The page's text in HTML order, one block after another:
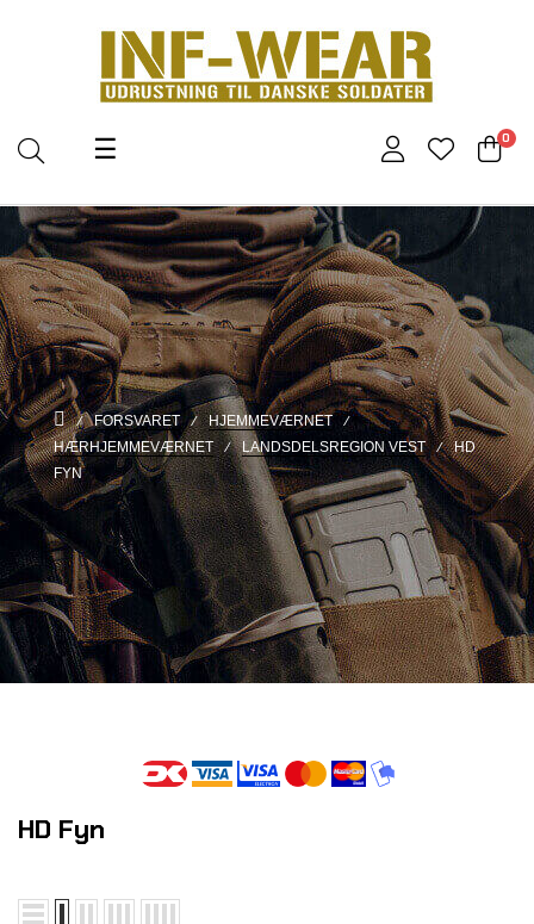
0
Toggle
☰
FORSVARET
HJEMMEVÆRNET
HÆRHJEMMEVÆRNET
LANDSDELSREGION VEST
HD
FYN
HD Fyn